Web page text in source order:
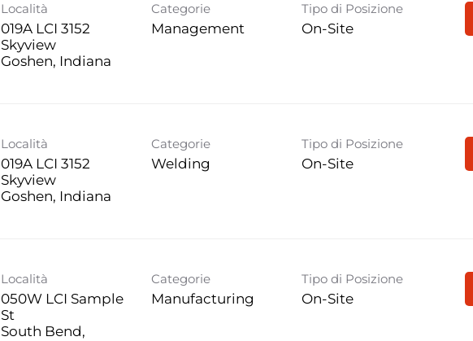
Località
019A LCI 3152
Skyview
Categorie
Management
Tipo di Posizione
On-Site
Località
019A LCI 3152
Skyview
Categorie
Welding
Tipo di Posizione
On-Site
Località
050W LCI Sample
St
South Bend,
Categorie
Manufacturing
Tipo di Posizione
On-Site